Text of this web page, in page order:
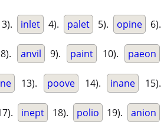
3). inlet 4). palet 5). opine 6).
8). anvil 9). paint 10). paeon
13). poove 14). inane 15).
inept 18). polio 19). anion